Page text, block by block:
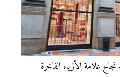
علامة الأزياء الفاخرة